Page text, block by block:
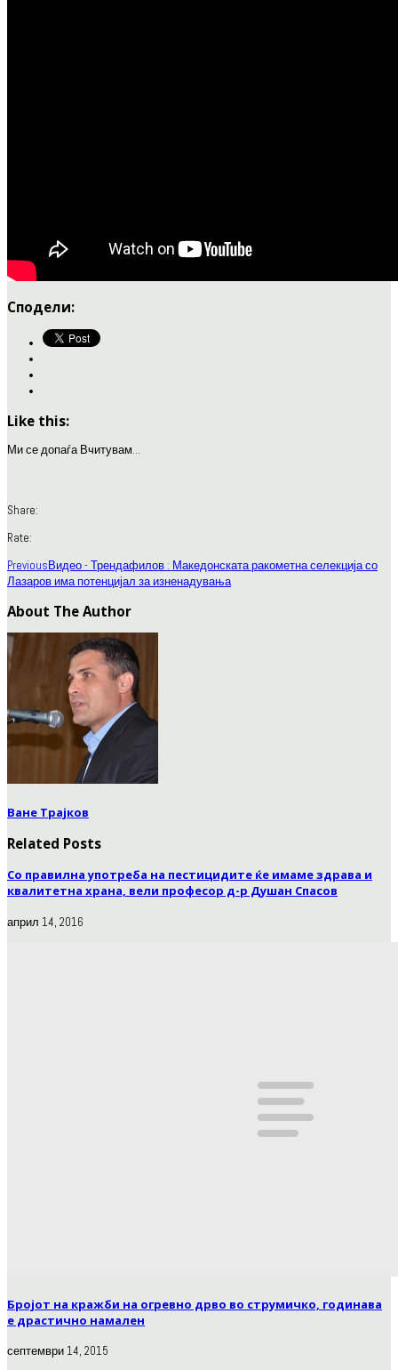
Сподели:
Like this:
Ми се допаѓа Вчитувам...
Share:
Rate:
PreviousВидео - Трендафилов : Македонската ракометна селекција со
Лазаров има потенцијал за изненадувања
About The Author
Ване Трајков
Related Posts
Со правилна употреба на пестицидите ќе имаме здрава и
квалитетна храна, вели професор д-р Душан Спасов
април 14, 2016
Бројот на кражби на огревно дрво во струмичко, годинава
е драстично намален
септември 14, 2015